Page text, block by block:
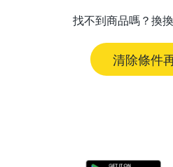
找不到商品嗎？換
清除條件